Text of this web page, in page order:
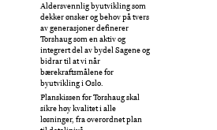
Aldersvennlig byutvikling som
dekker ønsker og behov på tvers
av generasjoner definerer
Torshaug som en aktiv og
integrert del av bydel Sagene og
bidrar til at vi når
bærekraftsmålene for
byutvikling i Oslo.
Planskissen for Torshaug skal
sikre høy kvalitet i alle
løsninger, fra overordnet plan